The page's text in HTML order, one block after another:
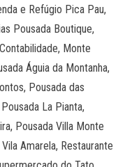
e Refúgio Pica Pau,
Pousada Boutique,
Monte
Águia da Montanha,
Pousada das
La Pianta,
Pousada Villa Monte
Amarela, Restaurante